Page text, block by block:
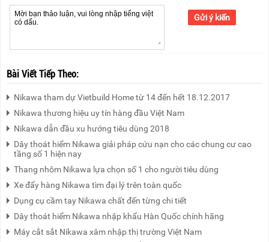
Gửi ý kiến
Bài Viết Tiếp Theo:
Nikawa tham dự Vietbuild Home từ 14 đến hết 18.12.2017
Nikawa thương hiệu uy tín hàng đầu Việt Nam
Nikawa dẫn đầu xu hướng tiêu dùng 2018
Dây thoát hiểm Nikawa giải pháp cứu nạn cho các chung cư cao
tầng số 1 hiện nay
Thang nhôm Nikawa lựa chọn số 1 cho người tiêu dùng
Xe đẩy hàng Nikawa tìm đại lý trên toàn quốc
Dụng cụ cầm tay Nikawa chất đến từng chi tiết
Dây thoát hiểm Nikawa nhập khẩu Hàn Quốc chính hãng
Máy cắt sắt Nikawa xâm nhập thị trường Việt Nam